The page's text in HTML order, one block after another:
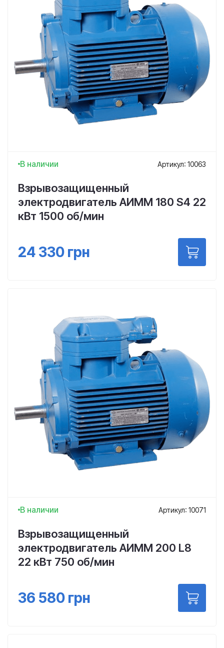
В наличии Артикул: 10063
Взрывозащищенный
электродвигатель АИММ 180 S4 22
кВт 1500 об/мин
24 330 грн
В наличии Артикул: 10071
Взрывозащищенный
электродвигатель АИММ 200 L8
22 кВт 750 об/мин
36 580 грн